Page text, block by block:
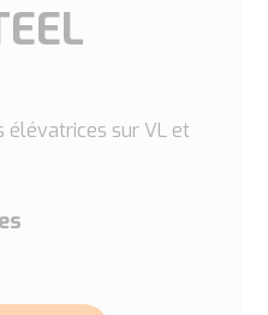
élévatrices sur VL et